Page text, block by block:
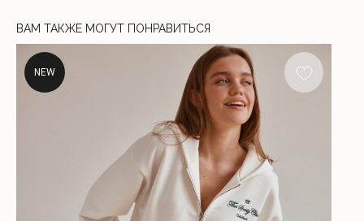
ВАМ ТАКЖЕ МОГУТ ПОНРАВИТЬСЯ
NEW